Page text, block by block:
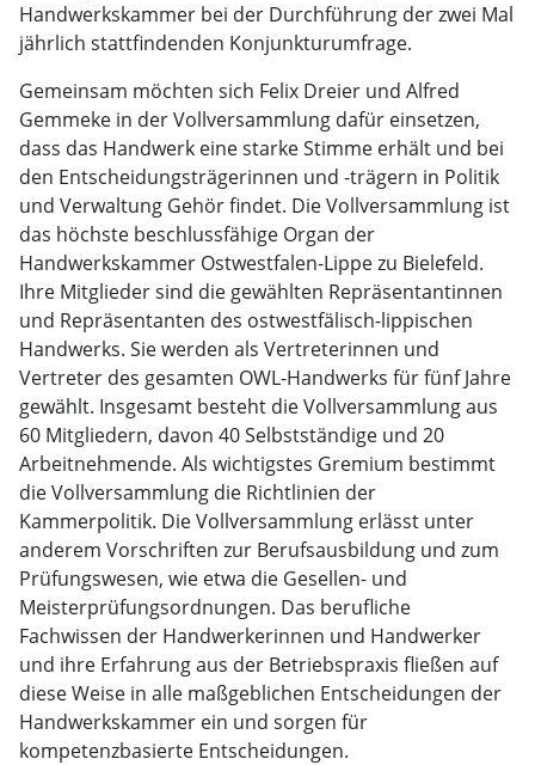
Handwerkskammer bei der Durchführung der zwei Mal
jährlich stattfindenden Konjunkturumfrage.
Gemeinsam möchten sich Felix Dreier und Alfred
Gemmeke in der Vollversammlung dafür einsetzen,
dass das Handwerk eine starke Stimme erhält und bei
den Entscheidungsträgerinnen und -trägern in Politik
und Verwaltung Gehör findet. Die Vollversammlung ist
das höchste beschlussfähige Organ der
Handwerkskammer Ostwestfalen-Lippe zu Bielefeld.
Ihre Mitglieder sind die gewählten Repräsentantinnen
und Repräsentanten des ostwestfälisch-lippischen
Handwerks. Sie werden als Vertreterinnen und
Vertreter des gesamten OWL-Handwerks für fünf Jahre
gewählt. Insgesamt besteht die Vollversammlung aus
60 Mitgliedern, davon 40 Selbstständige und 20
Arbeitnehmende. Als wichtigstes Gremium bestimmt
die Vollversammlung die Richtlinien der
Kammerpolitik. Die Vollversammlung erlässt unter
anderem Vorschriften zur Berufsausbildung und zum
Prüfungswesen, wie etwa die Gesellen- und
Meisterprüfungsordnungen. Das berufliche
Fachwissen der Handwerkerinnen und Handwerker
und ihre Erfahrung aus der Betriebspraxis fließen auf
diese Weise in alle maßgeblichen Entscheidungen der
Handwerkskammer ein und sorgen für
kompetenzbasierte Entscheidungen.